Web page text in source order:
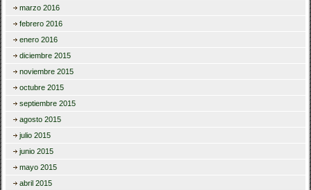
marzo 2016
febrero 2016
enero 2016
diciembre 2015
noviembre 2015
octubre 2015
septiembre 2015
agosto 2015
julio 2015
junio 2015
mayo 2015
abril 2015